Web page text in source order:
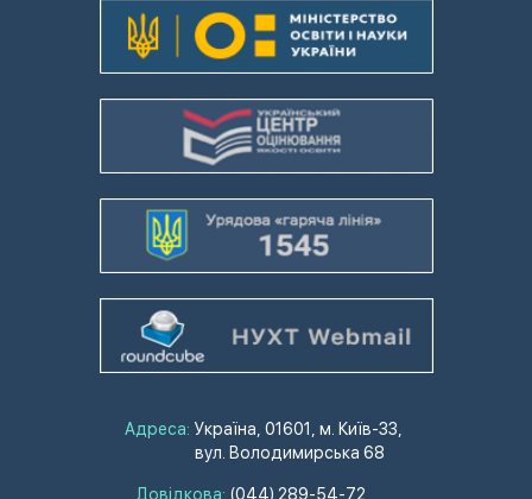
Адреса: Україна, 01601, м. Київ-33,
вул. Володимирська 68
Довідкова: (044) 289-54-72